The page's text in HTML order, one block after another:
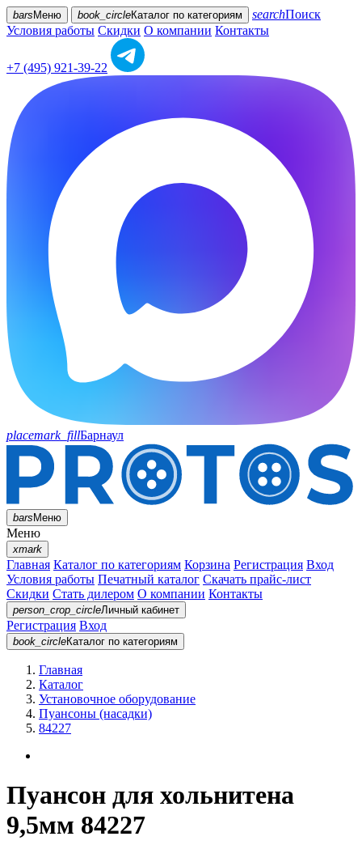
bars Меню book_circleКаталог по категориям searchПоиск
Условия работы Скидки О компании Контакты
+7 (495) 921-39-22
placemark_fillБарнаул
barsМеню
Меню
xmark
Главная Каталог по категориям Корзина Регистрация Вход
Условия работы Печатный каталог Скачать прайс-лист
Скидки Стать дилером О компании Контакты
person_crop_circleЛичный кабинет
Регистрация Вход
book_circleКаталог по категориям
Главная
Каталог
Установочное оборудование
Пуансоны (насадки)
84227
Пуансон для хольнитена
9,5мм 84227